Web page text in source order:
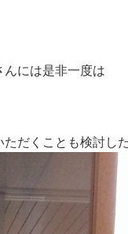
には是非一度は
だくことも検討し